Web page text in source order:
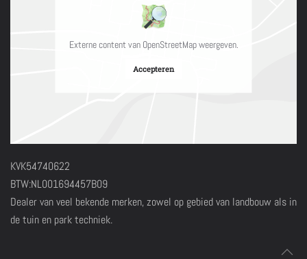
Externe content van OpenStreetMap weergeven.
Accepteren
KVK54740622
BTW:NL001694457B09
Dealer van veel bekende merken, zowel op gebied van landbouw als in
de tuin en park techniek.